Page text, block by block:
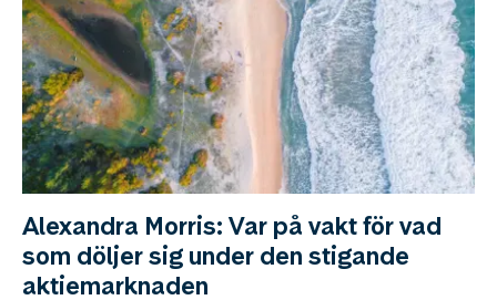
Alexandra Morris: Var på vakt för vad
som döljer sig under den stigande
aktiemarknaden